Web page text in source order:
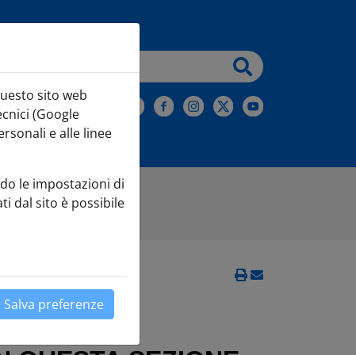
alla Newsletter
sito web
(Google
e alle linee
le impostazioni di
dal sito è possibile
Salva preferenze